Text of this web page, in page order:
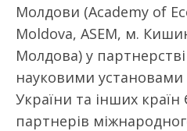
Молдови (Academy of
Moldova, ASEM, м.
Молдова) у
науковими установами
України та інших
партнерів